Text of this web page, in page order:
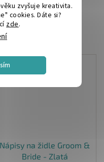
zvyšuje kreativita.
cookies. Dáte si?
zde.
Nápisy na židle Groom &
Bride - Zlatá